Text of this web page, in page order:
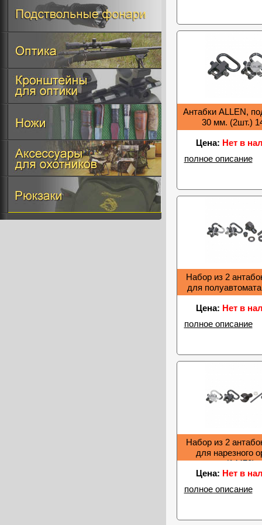
Антабки ALLEN,
30 мм. (2шт.)
Цена: Нет в
полное описание
Набор из 2
для
Цена: Нет в
полное описание
Набор из 2
для нарезного
(14470)
Цена: Нет в
полное описание